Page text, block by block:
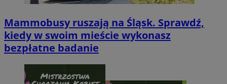
Mammobusy ruszają na Śląsk. Sprawdź,
kiedy w swoim mieście wykonasz
bezpłatne badanie